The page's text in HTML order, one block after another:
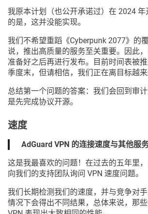
我原本计划（也公开承诺过）在 2024
的是，这并没能实现。
我们不希望重蹈《Cyberpunk 2077》的
说，推出高质量的服务至关重要。因此
准备好之后再进行发布。目前时间表被
季度末，但请相信，我们正在离目标越来
总结第一个问题的答案：我们会回到审
是先完成协议开源。
速度
AdGuard VPN 的连接速度与其他服
这是我最喜欢的问题！在过去的五年里
向我们的支持团队询问 VPN 速度问题。
我们长期检测我们的速度，并与竞争对
情况下会得出不同结果，总体来说，那